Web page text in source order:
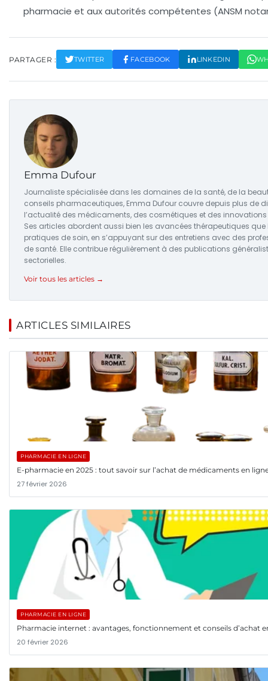
pharmacie et aux autorités compétentes (ANSM
PARTAGER : TWITTER FACEBOOK LINKEDIN
Emma Dufour
Journaliste spécialisée dans les domaines de la santé, de la
conseils pharmaceutiques, Emma Dufour couvre depuis plus de
l’actualité des médicaments, des cosmétiques et des
Ses articles abordent aussi bien les avancées thérapeutiques que
pratiques de soin, en s’appuyant sur des entretiens avec des
de santé. Elle contribue régulièrement à des publications
sectorielles.
Voir tous les articles →
ARTICLES SIMILAIRES
PHARMACIE EN LIGNE
E-pharmacie en 2025 : tout savoir sur l’achat de médicaments en
27 février 2026
PHARMACIE EN LIGNE
Pharmacie internet : avantages, fonctionnement et conseils d’achat
20 février 2026